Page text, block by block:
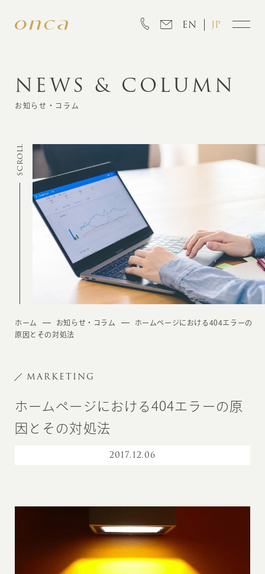
EN JP
INFORMATION
CREATION
MARKETING
NEWS & COLUMN
お知らせ・コラム
SCROLL
ホーム お知らせ・コラム
ホームページにおける404エラーの
原因とその対処法
MARKETING
ホームページにおける404エラーの原
因とその対処法
2017.12.06